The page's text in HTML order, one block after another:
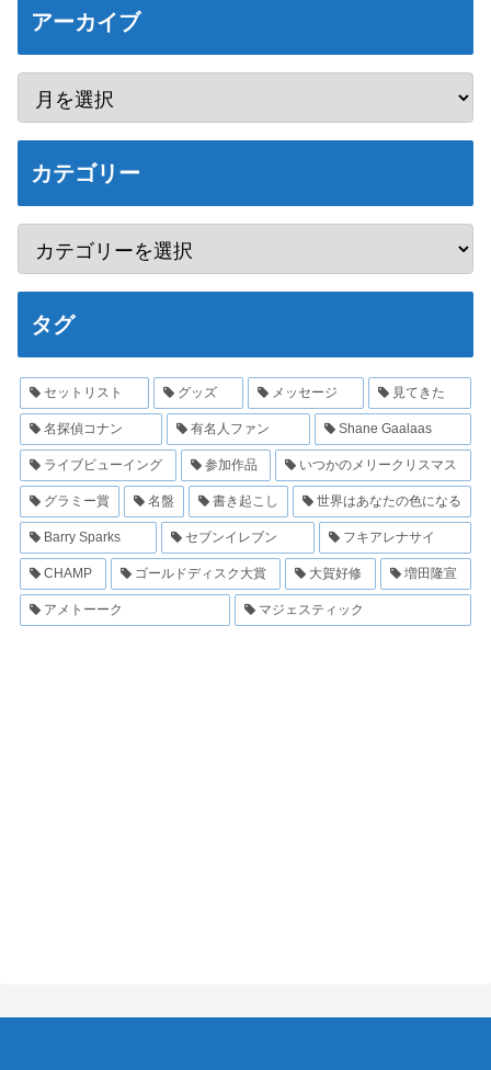
アーカイブ
カテゴリー
タグ
セットリスト グッズ メッセージ 見てきた
名探偵コナン 有名人ファン Shane Gaalaas
ライブビューイング 参加作品 いつかのメリークリスマス
グラミー賞 名盤 書き起こし 世界はあなたの色になる
Barry Sparks セブンイレブン フキアレナサイ
CHAMP ゴールドディスク大賞 大賀好修 増田隆宣
アメトーーク マジェスティック